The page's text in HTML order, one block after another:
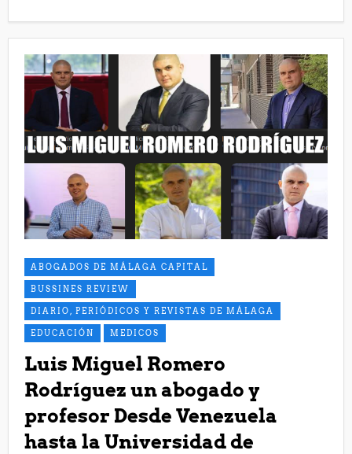
ABOGADOS DE MÁLAGA CAPITAL
BUSSINES REVIEW
DIARIO, PERIÓDICOS Y REVISTAS DE MÁLAGA
EDUCACIÓN MEDICOS
Luis Miguel Romero
Rodríguez un abogado y
profesor Desde Venezuela
hasta la Universidad de